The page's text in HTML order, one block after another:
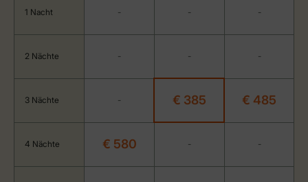
1 Nacht - - -
2 Nächte - - -
3 Nächte - € 385 € 485
4 Nächte € 580 - -